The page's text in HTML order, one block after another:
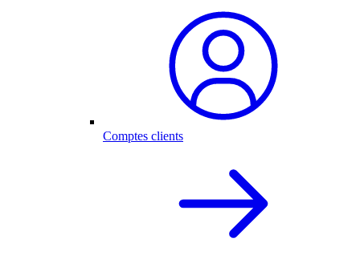
Comptes clients